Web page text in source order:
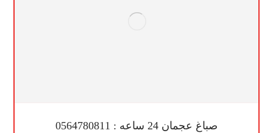
صباغ عجمان 24 ساعه : 0564780811